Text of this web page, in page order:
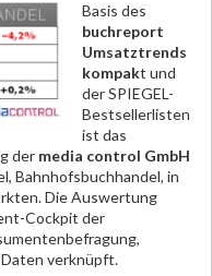
Basis des
buchreport
Umsatztrends
kompakt und
der SPIEGEL-
Bestsellerlisten
ist das
der media control GmbH
Bahnhofsbuchhandel, in
Die Auswertung
Cockpit der
verknüpft.